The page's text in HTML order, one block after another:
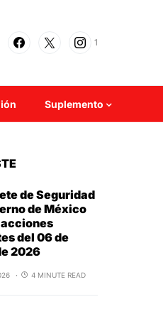
1
Suplemento
de Seguridad
de México
del 06 de
2026
4 MINUTE READ